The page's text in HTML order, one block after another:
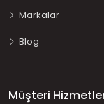
Markalar
Blog
Müşteri